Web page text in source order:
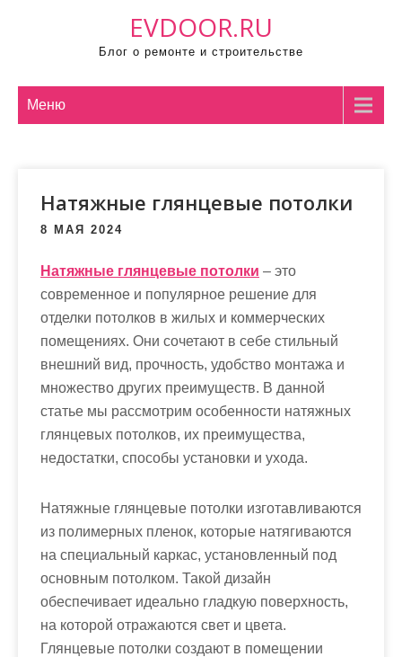
EVDOOR.RU
Блог о ремонте и строительстве
Меню
Натяжные глянцевые потолки
8 МАЯ 2024
Натяжные глянцевые потолки – это
современное и популярное решение для
отделки потолков в жилых и коммерческих
помещениях. Они сочетают в себе стильный
внешний вид, прочность, удобство монтажа и
множество других преимуществ. В данной
статье мы рассмотрим особенности натяжных
глянцевых потолков, их преимущества,
недостатки, способы установки и ухода.
Натяжные глянцевые потолки изготавливаются
из полимерных пленок, которые натягиваются
на специальный каркас, установленный под
основным потолком. Такой дизайн
обеспечивает идеально гладкую поверхность,
на которой отражаются свет и цвета.
Глянцевые потолки создают в помещении